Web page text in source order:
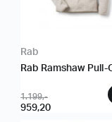
Rab
Rab Ramshaw Pull-
1.199,-
959,20